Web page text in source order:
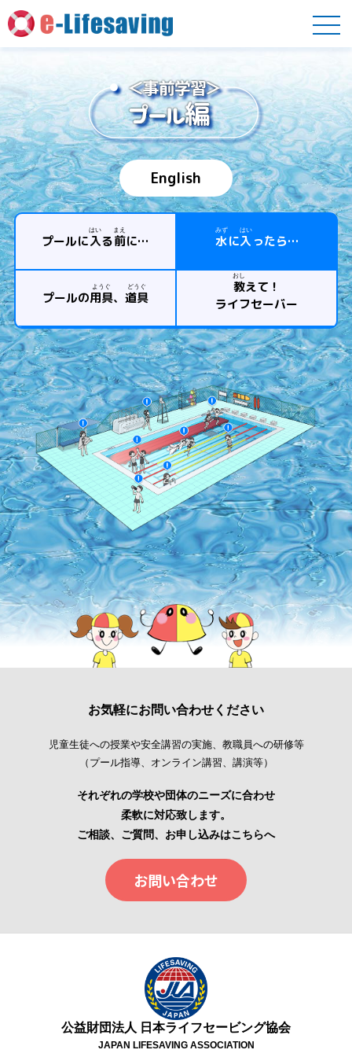
English
プールに入
はい
る前
まえ
に… 水
みず
に入
はい
ったら…
プールの用具
ようぐ
、 道具
どうぐ 教
おし
えて！
ライフセーバー
お気軽にお問い合わせください
児童生徒への授業や安全講習の実施、教職員への研修等
（プール指導、オンライン講習、講演等）
それぞれの学校や団体のニーズに合わせ
柔軟に対応致します。
ご相談、ご質問、お申し込みはこちらへ
お問い合わせ
公益財団法人 日本ライフセービング協会
JAPAN LIFESAVING ASSOCIATION